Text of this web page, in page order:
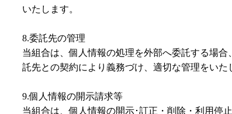
いたします。
8.委託先の管理
当組合は、個人情報の処理を外部へ委託する場
託先との契約により義務づけ、適切な管理をいた
9.個人情報の開示請求等
当組合は、個人情報の開示･訂正・削除・利用停